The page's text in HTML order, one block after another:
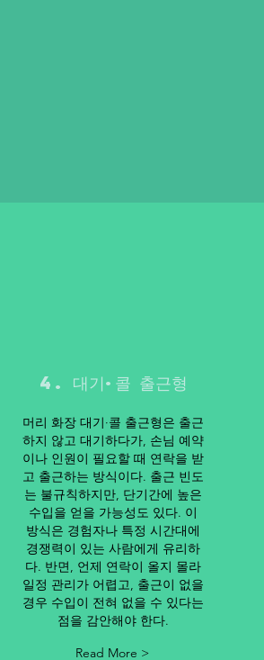
4. 대기·콜 출근형
머리 화장 대기·콜 출근형은 출근
하지 않고 대기하다가, 손님 예약
이나 인원이 필요할 때 연락을 받
고 출근하는 방식이다. 출근 빈도
는 불규칙하지만, 단기간에 높은
수입을 얻을 가능성도 있다. 이
방식은 경험자나 특정 시간대에
경쟁력이 있는 사람에게 유리하
다. 반면, 언제 연락이 올지 몰라
일정 관리가 어렵고, 출근이 없을
경우 수입이 전혀 없을 수 있다는
점을 감안해야 한다.
Read More >